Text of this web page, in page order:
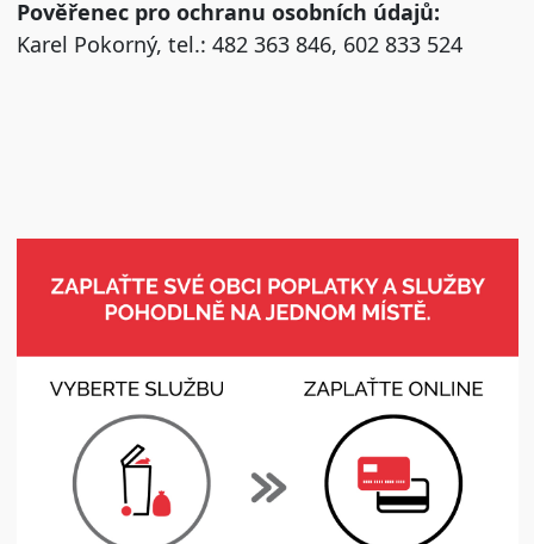
Pověřenec pro ochranu osobních údajů:
Karel Pokorný, tel.: 482 363 846, 602 833 524